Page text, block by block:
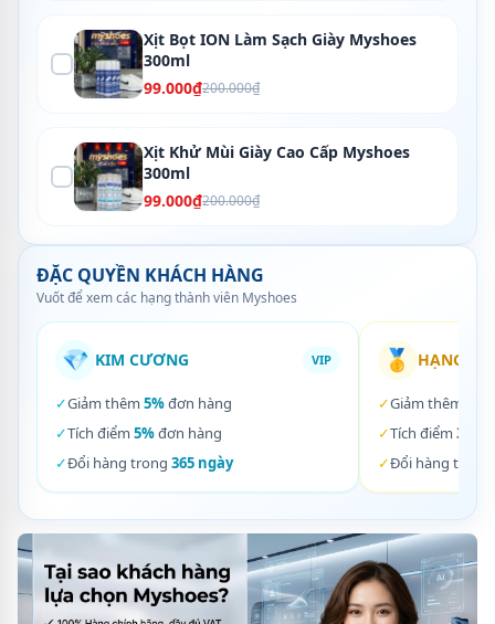
Xịt Bọt ION Làm Sạch Giày Myshoes
300ml
99.000₫200.000₫
Xịt Khử Mùi Giày Cao Cấp Myshoes
300ml
99.000₫200.000₫
ĐẶC QUYỀN KHÁCH HÀNG
Vuốt để xem các hạng thành viên Myshoes
💎 KIM CƯƠNG VIP
✓Giảm thêm 5%đơn hàng
✓Tích điểm 5%đơn hàng
✓Đổi hàng trong 365 ngày
🥇 HẠNG
✓Giảm thêm
✓Tích điểm 3%
✓Đổi hàng trong